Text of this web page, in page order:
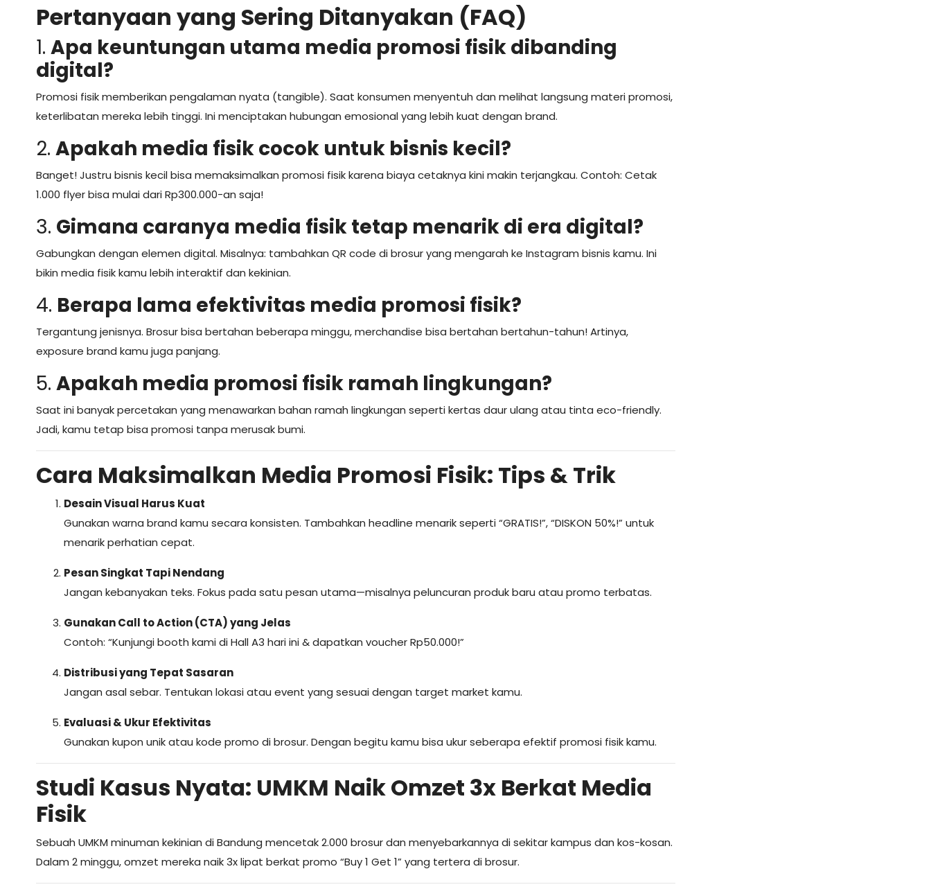
Pertanyaan yang Sering Ditanyakan (FAQ)
1. Apa keuntungan utama media promosi fisik dibanding
digital?
Promosi fisik memberikan pengalaman nyata (tangible). Saat konsumen menyentuh dan melihat langsung materi promosi,
keterlibatan mereka lebih tinggi. Ini menciptakan hubungan emosional yang lebih kuat dengan brand.
2. Apakah media fisik cocok untuk bisnis kecil?
Banget! Justru bisnis kecil bisa memaksimalkan promosi fisik karena biaya cetaknya kini makin terjangkau. Contoh: Cetak
1.000 flyer bisa mulai dari Rp300.000-an saja!
3. Gimana caranya media fisik tetap menarik di era digital?
Gabungkan dengan elemen digital. Misalnya: tambahkan QR code di brosur yang mengarah ke Instagram bisnis kamu. Ini
bikin media fisik kamu lebih interaktif dan kekinian.
4. Berapa lama efektivitas media promosi fisik?
Tergantung jenisnya. Brosur bisa bertahan beberapa minggu, merchandise bisa bertahan bertahun-tahun! Artinya,
exposure brand kamu juga panjang.
5. Apakah media promosi fisik ramah lingkungan?
Saat ini banyak percetakan yang menawarkan bahan ramah lingkungan seperti kertas daur ulang atau tinta eco-friendly.
Jadi, kamu tetap bisa promosi tanpa merusak bumi.
Cara Maksimalkan Media Promosi Fisik: Tips & Trik
Desain Visual Harus Kuat
Gunakan warna brand kamu secara konsisten. Tambahkan headline menarik seperti “GRATIS!”, “DISKON 50%!” untuk
menarik perhatian cepat.
Pesan Singkat Tapi Nendang
Jangan kebanyakan teks. Fokus pada satu pesan utama—misalnya peluncuran produk baru atau promo terbatas.
Gunakan Call to Action (CTA) yang Jelas
Contoh: “Kunjungi booth kami di Hall A3 hari ini & dapatkan voucher Rp50.000!”
Distribusi yang Tepat Sasaran
Jangan asal sebar. Tentukan lokasi atau event yang sesuai dengan target market kamu.
Evaluasi & Ukur Efektivitas
Gunakan kupon unik atau kode promo di brosur. Dengan begitu kamu bisa ukur seberapa efektif promosi fisik kamu.
Studi Kasus Nyata: UMKM Naik Omzet 3x Berkat Media
Fisik
Sebuah UMKM minuman kekinian di Bandung mencetak 2.000 brosur dan menyebarkannya di sekitar kampus dan kos-kosan.
Dalam 2 minggu, omzet mereka naik 3x lipat berkat promo “Buy 1 Get 1” yang tertera di brosur.